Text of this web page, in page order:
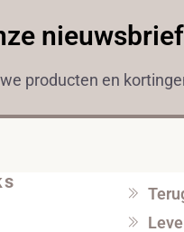
nieuwsbrief
producten en